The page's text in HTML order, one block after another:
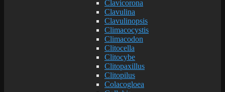
Clavicorona
Clavulina
Clavulinopsis
Climacocystis
Climacodon
Clitocella
Clitocybe
Clitopaxillus
Clitopilus
Colacogloea